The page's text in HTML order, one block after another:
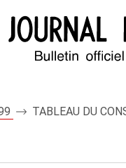
TABLEAU DU